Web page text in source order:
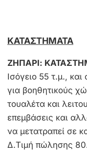
ΚΑΤΑΣΤΗΜΑΤΑ
ΖΗΠΑΡΙ:
Ισόγειο 55 τ.μ.,
για βοηθητικούς
τουαλέτα και
επεμβάσεις και
να μετατραπεί σε
Δ.Τιμή πώλησης